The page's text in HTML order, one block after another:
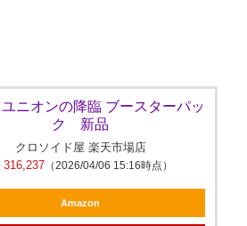
ニオンの降臨 ブースターパッ
ク 新品
クロソイド屋 楽天市場店
316,237 （2026/04/06 15:16時点）
Amazon